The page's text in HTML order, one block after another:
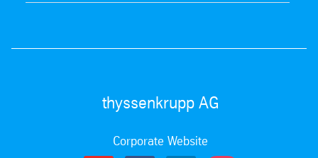
thyssenkrupp AG
Corporate Website